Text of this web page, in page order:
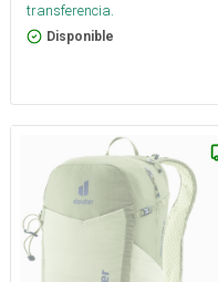
transferencia.
Disponible